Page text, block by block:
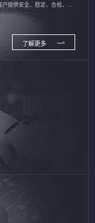
提供安全、稳定、合规、持
了解更多